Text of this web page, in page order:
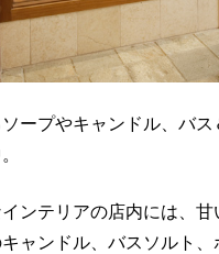
ープやキャンドル、バ
ンテリアの店内には、甘
ャンドル、バスソルト